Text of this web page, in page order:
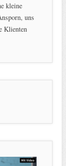
kleine
uns
Klienten